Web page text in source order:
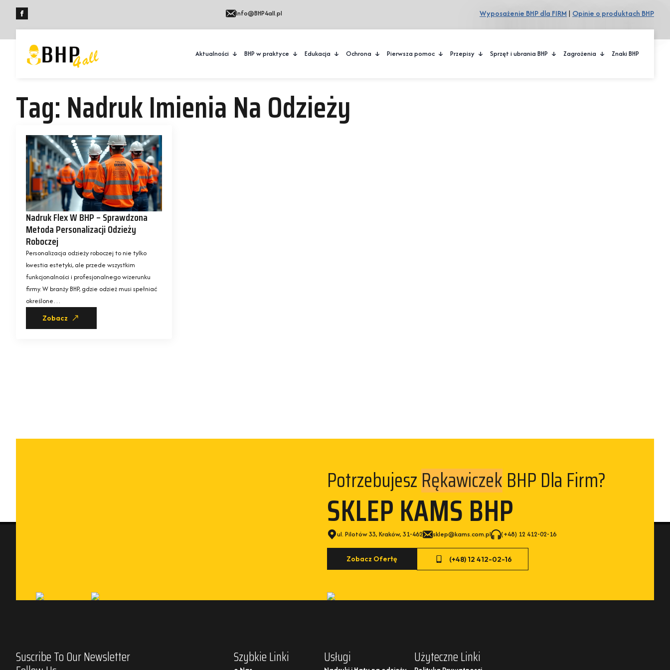
Info@BHP4all.pl Wyposażenie BHP dla FIRM | Opinie o produktach BHP
Aktualności BHP w praktyce Edukacja Ochrona Pierwsza pomoc Przepisy Sprzęt i ubrania BHP Zagrożenia Znaki BHP
Tag:Nadruk Imienia Na Odzieży
Nadruk Flex W BHP – Sprawdzona
Metoda Personalizacji Odzieży
Roboczej
Personalizacja odzieży roboczej to nie tylko
kwestia estetyki, ale przede wszystkim
funkcjonalności i profesjonalnego wizerunku
firmy. W branży BHP, gdzie odzież musi spełniać
określone…
Zobacz
Potrzebujesz Kamizelek BHP Dla Firm?
SKLEP KAMS BHP
ul. Pilotów 33, Kraków, 31-462 sklep@kams.com.pl (+48) 12 412-02-16
Zobacz Ofertę (+48) 12 412-02-16
Suscribe To Our Newsletter Szybkie Linki Usługi Użyteczne Linki